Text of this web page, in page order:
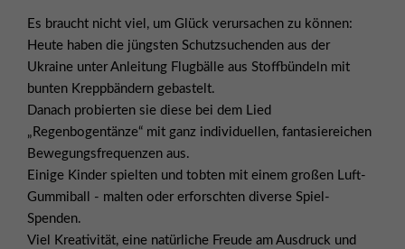
Es braucht nicht viel, um Glück verursachen zu können:
Heute haben die jüngsten Schutzsuchenden aus der
Ukraine unter Anleitung Flugbälle aus Stoffbündeln mit
bunten Kreppbändern gebastelt.
Danach probierten sie diese bei dem Lied
„Regenbogentänze“ mit ganz individuellen, fantasiereichen
Bewegungsfrequenzen aus.
Einige Kinder spielten und tobten mit einem großen Luft-
Gummiball - malten oder erforschten diverse Spiel-
Spenden.
Viel Kreativität, eine natürliche Freude am Ausdruck und